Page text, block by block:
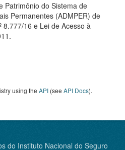
Patrimônio do Sistema de
Permanentes (ADMPER) de
8.777/16 e Lei de Acesso à
using the API (see API Docs).
do Instituto Nacional do Seguro